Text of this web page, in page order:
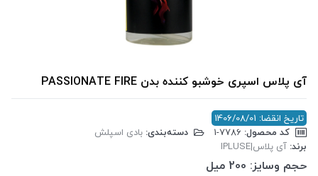
آی پلاس اسپری خوشبو کننده بدن PASSIONATE FIRE
تاریخ انقضا: 1406/08/01
کد محصول:
دسته‌بندی: بادی اسپلش
برند: آی پلاس|IPLUSE
حجم وسایز: 200 میل